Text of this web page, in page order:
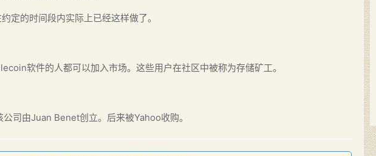
定的时间段内实际上已经这样做了。
软件的人都可以加入市场。这些用户在社区中被称为存储矿工。
司由Juan Benet创立。后来被Yahoo收购。